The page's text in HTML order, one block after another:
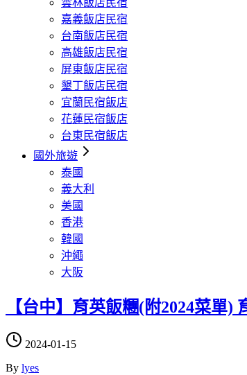
雲林飯店民宿
嘉義飯店民宿
台南飯店民宿
高雄飯店民宿
屏東飯店民宿
墾丁飯店民宿
宜蘭民宿飯店
花蓮民宿飯店
台東民宿飯店
國外旅遊
泰國
義大利
美國
香港
韓國
沖繩
大阪
【台中】育英飯糰(附2024菜單
2024-01-15
By lyes